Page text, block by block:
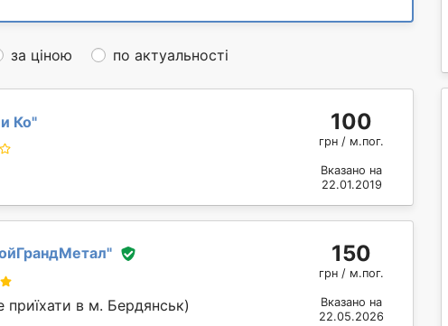
за ціною по актуальності
Ко" 100
грн / м.пог.
Вказано на
22.01.2019
"
в м. Бердянськ)
150
грн / м.пог.
Вказано на
22.05.2026